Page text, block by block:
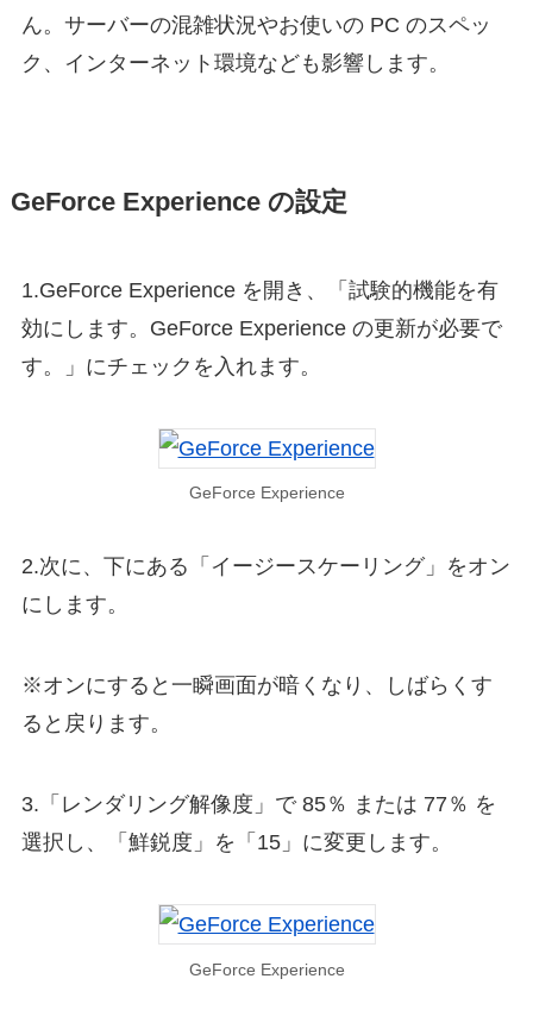
ん。サーバーの混雑状況やお使いの PC のスペッ
ク、インターネット環境なども影響します。
GeForce Experience の設定
1.GeForce Experience を開き、「試験的機能を有
効にします。GeForce Experience の更新が必要で
す。」にチェックを入れます。
GeForce Experience
2.次に、下にある「イージースケーリング」をオン
にします。
※オンにすると一瞬画面が暗くなり、しばらくす
ると戻ります。
3.「レンダリング解像度」で 85％ または 77％ を
選択し、「鮮鋭度」を「15」に変更します。
GeForce Experience